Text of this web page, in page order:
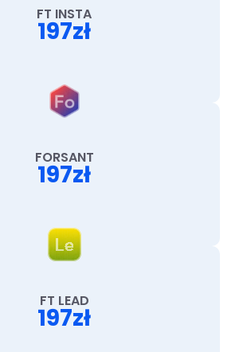
FT INSTA
197zł
FORSANT
197zł
FT LEAD
197zł